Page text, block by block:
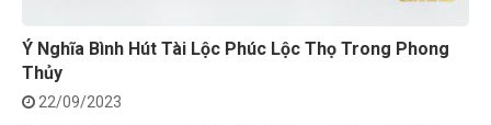
Ý Nghĩa Bình Hút Tài Lộc Phúc Lộc Thọ Trong Phong
Thủy
22/09/2023